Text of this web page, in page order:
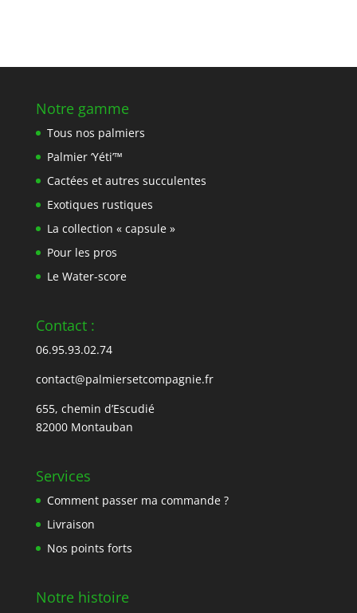
Notre gamme
Tous nos palmiers
Palmier ‘Yéti’™
Cactées et autres succulentes
Exotiques rustiques
La collection « capsule »
Pour les pros
Le Water-score
Contact :
06.95.93.02.74
contact@palmiersetcompagnie.fr
655, chemin d’Escudié
82000 Montauban
Services
Comment passer ma commande ?
Livraison
Nos points forts
Notre histoire